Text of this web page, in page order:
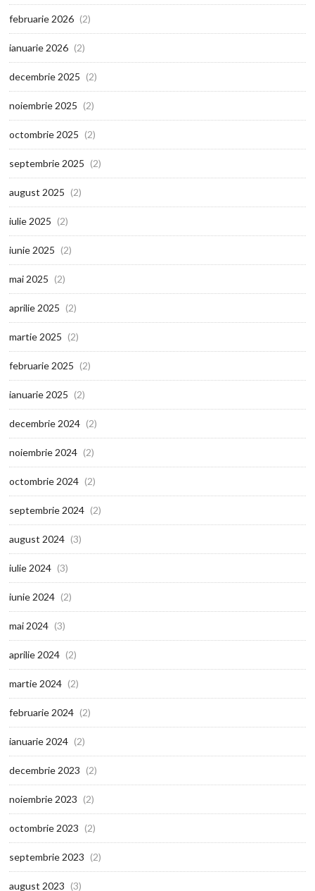
februarie 2026 (2)
ianuarie 2026 (2)
decembrie 2025 (2)
noiembrie 2025 (2)
octombrie 2025 (2)
septembrie 2025 (2)
august 2025 (2)
iulie 2025 (2)
iunie 2025 (2)
mai 2025 (2)
aprilie 2025 (2)
martie 2025 (2)
februarie 2025 (2)
ianuarie 2025 (2)
decembrie 2024 (2)
noiembrie 2024 (2)
octombrie 2024 (2)
septembrie 2024 (2)
august 2024 (3)
iulie 2024 (3)
iunie 2024 (2)
mai 2024 (3)
aprilie 2024 (2)
martie 2024 (2)
februarie 2024 (2)
ianuarie 2024 (2)
decembrie 2023 (2)
noiembrie 2023 (2)
octombrie 2023 (2)
septembrie 2023 (2)
august 2023 (3)